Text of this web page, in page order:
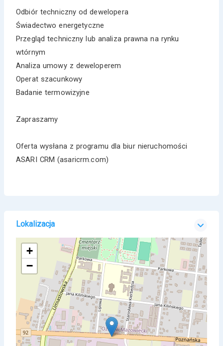
Odbiór techniczny od dewelopera
Świadectwo energetyczne
Przegląd techniczny lub analiza prawna na rynku
wtórnym
Analiza umowy z deweloperem
Operat szacunkowy
Badanie termowizyjne
Zapraszamy
Oferta wysłana z programu dla biur nieruchomości
ASARI CRM (asaricrm.com)
Lokalizacja
+
−